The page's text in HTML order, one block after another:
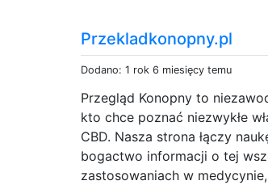
Przekladkonopny.pl
Dodano: 1 rok 6 miesięcy temu
Przegląd Konopny to
kto chce poznać niezwykłe
CBD. Nasza strona łączy
bogactwo informacji o tej
zastosowaniach w